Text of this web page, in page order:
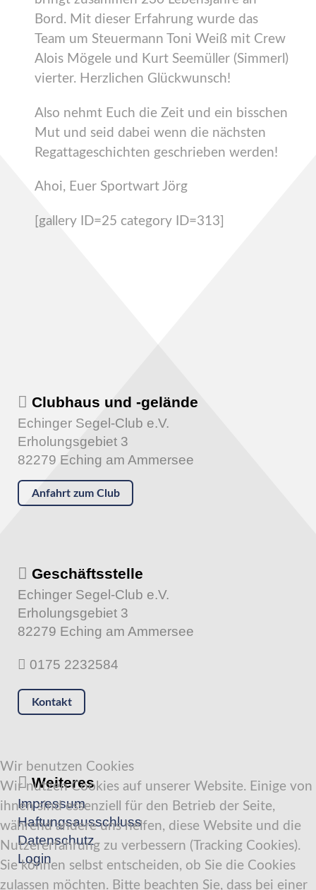
Bord. Mit dieser Erfahrung wurde das
Team um Steuermann Toni Weiß mit Crew
Alois Mögele und Kurt Seemüller (Simmerl)
vierter. Herzlichen Glückwunsch!
Also nehmt Euch die Zeit und ein bisschen
Mut und seid dabei wenn die nächsten
Regattageschichten geschrieben werden!
Ahoi, Euer Sportwart Jörg
[gallery ID=25 category ID=313]
Clubhaus und -gelände
Echinger Segel-Club e.V.
Erholungsgebiet 3
82279 Eching am Ammersee
Anfahrt zum Club
Geschäftsstelle
Echinger Segel-Club e.V.
Erholungsgebiet 3
82279 Eching am Ammersee
0175 2232584
Kontakt
Weiteres
Impressum
Haftungsausschluss
Datenschutz
Login
Wir benutzen Cookies
Wir nutzen Cookies auf unserer Website. Einige von
ihnen sind essenziell für den Betrieb der Seite,
während andere uns helfen, diese Website und die
Nutzererfahrung zu verbessern (Tracking Cookies).
Sie können selbst entscheiden, ob Sie die Cookies
zulassen möchten. Bitte beachten Sie, dass bei einer